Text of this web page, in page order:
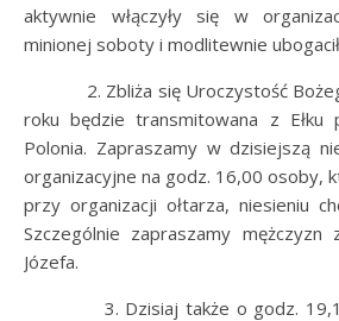
aktywnie włączyły się w
minionej soboty i modlitewnie
2. Zbliża się Uroczystość
roku będzie transmitowana z
Polonia. Zapraszamy w dzisiejszą
organizacyjne na godz. 16,00 osoby,
przy organizacji ołtarza, niesieniu
Szczególnie zapraszamy
Józefa.
3. Dzisiaj także o godz. 19,15